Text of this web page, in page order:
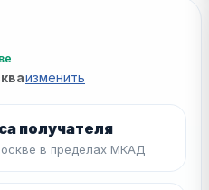
изменить
получателя
в пределах МКАД